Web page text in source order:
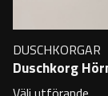
DUSCHKORGAR
Duschkorg